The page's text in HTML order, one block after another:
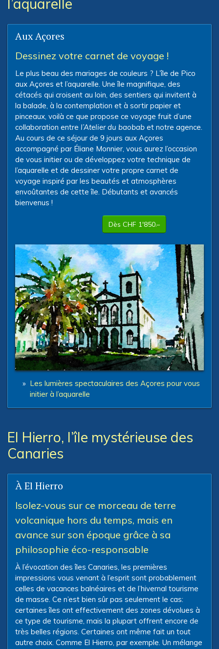
l’aquarelle
Aux Açores
Dessinez votre carnet de voyage !
Le plus beau des mariages de couleurs ? L’île de Pico
aux Açores et l’aquarelle. Une île magnifique, des
cétacés qui croisent au loin, des sentiers qui invitent à
la balade, à la contemplation et à sortir papier et
pinceaux, voilà ce que propose ce voyage fruit d’une
collaboration entre l’Atelier du baobab et notre agence.
Au cours de ce séjour de 9 jours aux Açores
accompagné par Éliane Monnier, vous aurez l’occasion
de vous initier ou de développez votre technique de
l’aquarelle et de dessiner votre propre carnet de
voyage inspiré par les beautés et atmosphères
envoûtantes de cette île. Débutants et avancés
bienvenus !
Dès CHF 1'850.–
» Les lumières spectaculaires des Açores pour vous
initier à l’aquarelle
El Hierro, l’île mystérieuse des
Canaries
À El Hierro
Isolez-vous sur ce morceau de terre
volcanique hors du temps, mais en
avance sur son époque grâce à sa
philosophie éco-responsable
À l’évocation des îles Canaries, les premières
impressions vous venant à l’esprit sont probablement
celles de vacances balnéaires et de l’hivernal tourisme
de masse. Ce n’est bien sûr pas seulement le cas:
certaines îles ont effectivement des zones dévolues à
ce type de tourisme, mais la plupart offrent encore de
très belles régions. Certaines ont même fait un tout
autre choix. Comme El Hierro, par exemple. Un mélange